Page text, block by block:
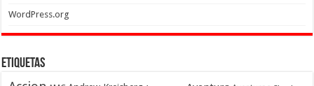
WordPress.org
Etiquetas